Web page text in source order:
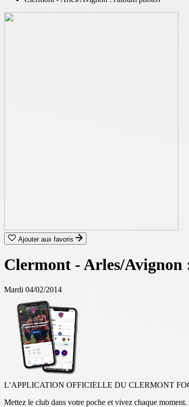
Ajouter aux favoris
Clermont - Arles/
Mardi 04/02/2014
L’APPLICATION OFFICIELLE DU CLERMONT
Mettez le club dans votre poche et vivez chaque moment.